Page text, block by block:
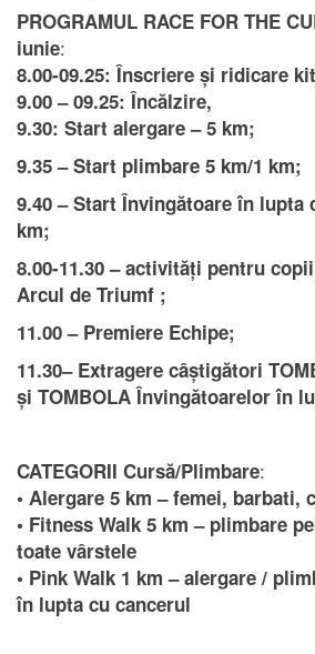
PROGRAMUL RACE FOR THE
iunie:
8.00-09.25: Înscriere și ridicare
9.00 – 09.25: Încălzire,
9.30: Start alergare – 5 km;
9.35 – Start plimbare 5 km/1 km;
9.40 – Start Învingătoare în lupta
km;
8.00-11.30 – activități pentru
Arcul de Triumf ;
11.00 – Premiere Echipe;
11.30– Extragere câștigători
și TOMBOLA Învingătoarelor în
CATEGORII Cursă/Plimbare:
• Alergare 5 km – femei, barbati,
• Fitness Walk 5 km – plimbare
toate vârstele
• Pink Walk 1 km – alergare /
în lupta cu cancerul